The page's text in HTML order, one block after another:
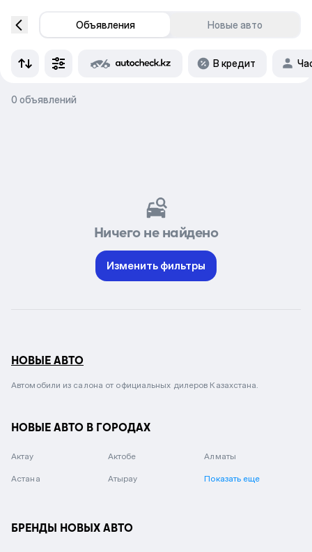
Объявления Новые авто
В кредит
0 объявлений
Ничего не найдено
Изменить фильтры
НОВЫЕ АВТО
Автомобили из салона от официальных дилеров Казахстана.
НОВЫЕ АВТО В ГОРОДАХ
Актау Актобе Алматы
Астана Атырау Показать еще
БРЕНДЫ НОВЫХ АВТО